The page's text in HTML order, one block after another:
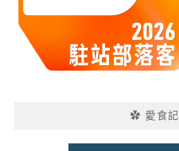
✿ 愛食記